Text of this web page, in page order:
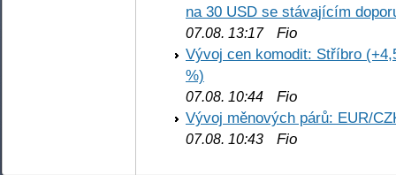
na 30 USD se stávajícím
07.08. 13:17Fio
Vývoj cen komodit: Stříbro
%)
07.08. 10:44 Fio
Vývoj měnových párů: EUR/
07.08. 10:43 Fio